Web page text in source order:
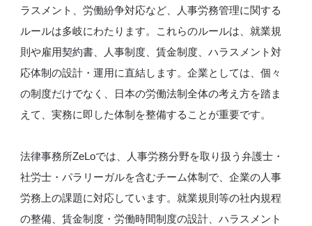
ラスメント、労働紛争対応など、人事労務管理に関する
ルールは多岐にわたります。これらのルールは、就業規
則や雇用契約書、人事制度、賃金制度、ハラスメント対
応体制の設計・運用に直結します。企業としては、個々
の制度だけでなく、日本の労働法制全体の考え方を踏ま
えて、実務に即した体制を整備することが重要です。
法律事務所ZeLoでは、人事労務分野を取り扱う弁護士・
社労士・パラリーガルを含むチーム体制で、企業の人事
労務上の課題に対応しています。就業規則等の社内規程
の整備、賃金制度・労働時間制度の設計、ハラスメント